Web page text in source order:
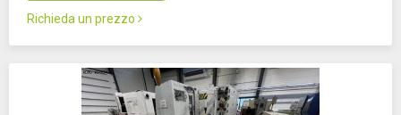
Richieda un prezzo